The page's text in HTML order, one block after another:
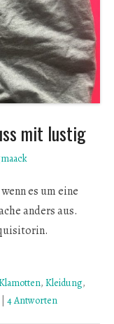
mit lustig
es um eine
anders aus.
, Kleidung,
4 Antworten